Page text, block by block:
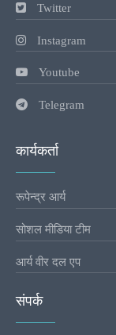
Twitter
Instagram
Youtube
Telegram
कार्यकर्ता
रूपेन्द्र आर्य
सोशल मीडिया टीम
आर्य वीर दल एप
संपर्क